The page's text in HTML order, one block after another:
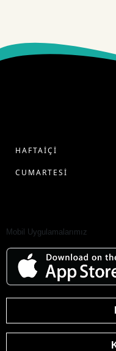
HAFTAİÇİ
CUMARTESİ
Mobil Uygulamalarımız